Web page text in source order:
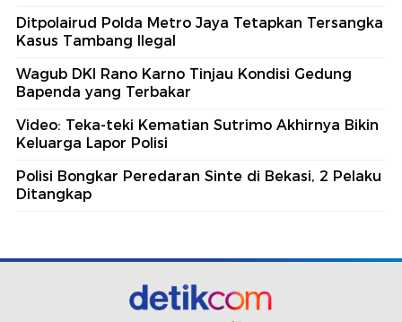
Ditpolairud Polda Metro Jaya Tetapkan Tersangka
Kasus Tambang Ilegal
Wagub DKI Rano Karno Tinjau Kondisi Gedung
Bapenda yang Terbakar
Video: Teka-teki Kematian Sutrimo Akhirnya Bikin
Keluarga Lapor Polisi
Polisi Bongkar Peredaran Sinte di Bekasi, 2 Pelaku
Ditangkap